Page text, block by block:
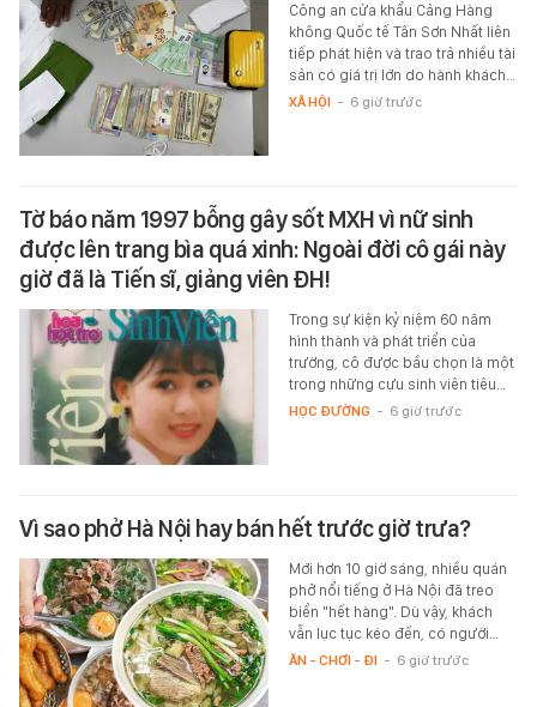
Công an cửa khẩu Cảng Hàng
không Quốc tế Tân Sơn Nhất liên
tiếp phát hiện và trao trả nhiều tài
sản có giá trị lớn do hành khách…
XÃ HỘI - 6 giờ trước
Tờ báo năm 1997 bỗng gây sốt MXH vì nữ sinh
được lên trang bìa quá xinh: Ngoài đời cô gái này
giờ đã là Tiến sĩ, giảng viên ĐH!
Trong sự kiện kỷ niệm 60 năm
hình thành và phát triển của
trường, cô được bầu chọn là một
trong những cựu sinh viên tiêu…
HỌC ĐƯỜNG - 6 giờ trước
Vì sao phở Hà Nội hay bán hết trước giờ trưa?
Mới hơn 10 giờ sáng, nhiều quán
phở nổi tiếng ở Hà Nội đã treo
biển "hết hàng". Dù vậy, khách
vẫn lục tục kéo đến, có người…
ĂN - CHƠI - ĐI - 6 giờ trước